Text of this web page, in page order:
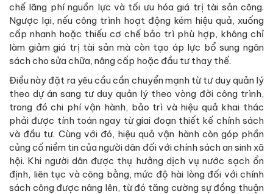
chế lãng phí nguồn lực và tối ưu hóa giá trị tài sản công.
Ngược lại, nếu công trình hoạt động kém hiệu quả, xuống
cấp nhanh hoặc thiếu cơ chế bảo trì phù hợp, không chỉ
làm giảm giá trị tài sản mà còn tạo áp lực bổ sung ngân
sách cho sửa chữa, nâng cấp hoặc đầu tư thay thế.
Điều này đặt ra yêu cầu cần chuyển mạnh từ tư duy quản lý
theo dự án sang tư duy quản lý theo vòng đời công trình,
trong đó chi phí vận hành, bảo trì và hiệu quả khai thác
phải được tính toán ngay từ giai đoạn thiết kế chính sách
và đầu tư. Cùng với đó, hiệu quả vận hành còn góp phần
củng cố niềm tin của người dân đối với chính sách an sinh xã
hội. Khi người dân được thụ hưởng dịch vụ nước sạch ổn
định, liên tục và công bằng, mức độ hài lòng đối với chính
sách công được nâng lên, từ đó tăng cường sự đồng thuận